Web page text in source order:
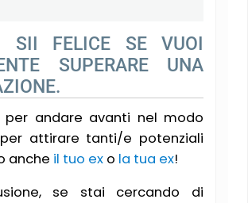
SII FELICE SE VUOI
SUPERARE UNA
per andare avanti nel modo
attirare tanti/e potenziali
anche il tuo ex o la tua ex!
se stai cercando di